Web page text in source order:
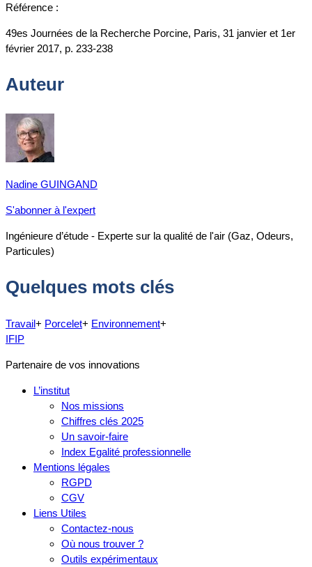
Référence :
49es Journées de la Recherche Porcine, Paris, 31 janvier et 1er
février 2017, p. 233-238
Auteur
Nadine GUINGAND
S'abonner à l'expert
Ingénieure d’étude - Experte sur la qualité de l'air (Gaz, Odeurs,
Particules)
Quelques mots clés
Travail+ Porcelet+ Environnement+
IFIP
Partenaire de vos innovations
L’institut
Nos missions
Chiffres clés 2025
Un savoir-faire
Index Egalité professionnelle
Mentions légales
RGPD
CGV
Liens Utiles
Contactez-nous
Où nous trouver ?
Outils expérimentaux